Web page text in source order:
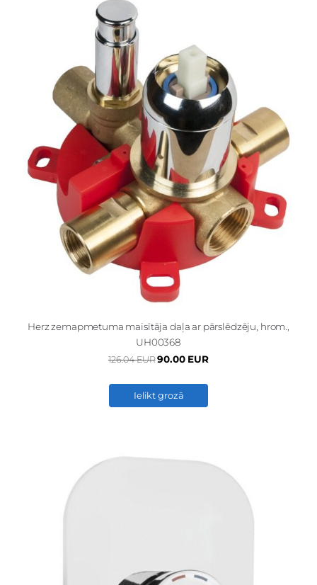
Herz zemapmetuma maisītāja daļa ar pārslēdzēju, hrom.,
UH00368
126.04 EUR90.00 EUR
Ielikt grozā